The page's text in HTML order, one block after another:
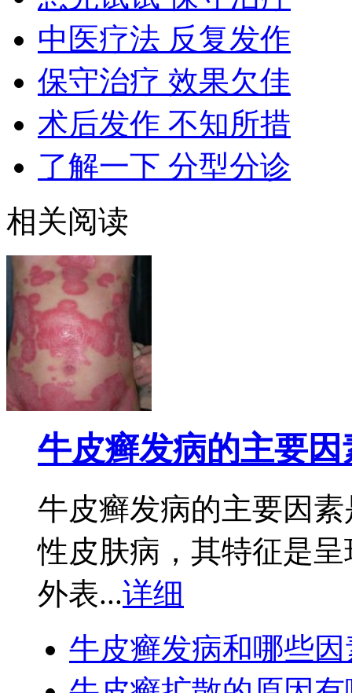
中医疗法 反复发作
保守治疗 效果欠佳
术后发作 不知所措
了解一下 分型分诊
相关阅读
牛皮癣发病的主要因
牛皮癣发病的主要因
性皮肤病，其特征是
外表...详细
牛皮癣发病和哪些